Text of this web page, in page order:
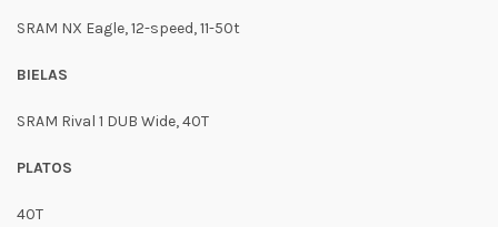
SRAM NX Eagle, 12-speed, 11-50t
BIELAS
SRAM Rival 1 DUB Wide, 40T
PLATOS
40T